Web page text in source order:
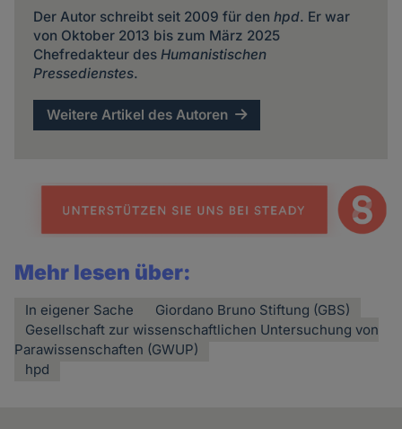
Der Autor schreibt seit 2009 für den hpd. Er war
von Oktober 2013 bis zum März 2025
Chefredakteur des Humanistischen
Pressedienstes.
Weitere Artikel des Autoren
Mehr lesen über:
In eigener Sache
Giordano Bruno Stiftung (GBS)
Gesellschaft zur wissenschaftlichen Untersuchung von
Parawissenschaften (GWUP)
hpd